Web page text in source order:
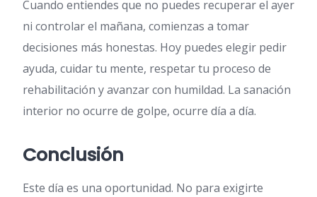
Cuando entiendes que no puedes recuperar el ayer
ni controlar el mañana, comienzas a tomar
decisiones más honestas. Hoy puedes elegir pedir
ayuda, cuidar tu mente, respetar tu proceso de
rehabilitación y avanzar con humildad. La sanación
interior no ocurre de golpe, ocurre día a día.
Conclusión
Este día es una oportunidad. No para exigirte